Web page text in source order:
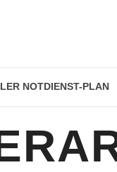
NOTDIENST-PLAN